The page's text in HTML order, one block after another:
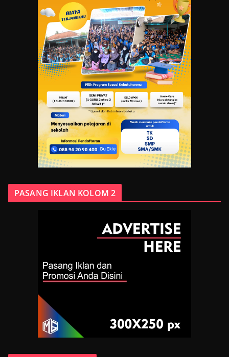
PASANG IKLAN KOLOM 2